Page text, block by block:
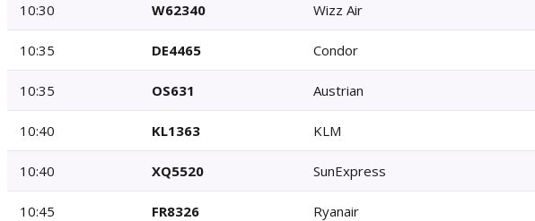
10:30 W62340 Wizz Air
10:35 DE4465 Condor
10:35 OS631 Austrian
10:40 KL1363 KLM
10:40 XQ5520 SunExpress
10:45 FR8326 Ryanair